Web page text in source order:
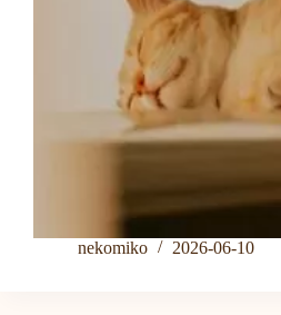
nekomiko 2026-06-10